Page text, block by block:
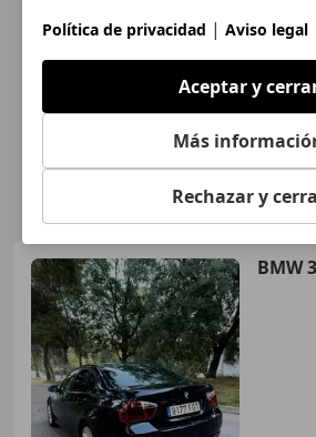
BMW
Política de privacidad | Aviso legal
Aceptar y
Más
Rechazar y